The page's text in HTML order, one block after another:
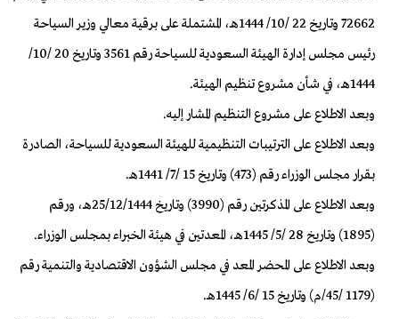
72662 وتاريخ 22 /10/ 1444هـ، المشتملة على برقية معالي وزير السياحة
رئيس مجلس إدارة الهيئة السعودية للسياحة رقم 3561 وتاريخ 20 /10/
1444هـ، في شأن مشروع تنظيم الهيئة.
وبعد الاطلاع على مشروع التنظيم المشار إليه.
وبعد الاطلاع على الترتيبات التنظيمية للهيئة السعودية للسياحة، الصادرة
بقرار مجلس الوزراء رقم (473) وتاريخ 15 /7/ 1441هـ.
وبعد الاطلاع على المذكرتين رقم (3990) وتاريخ 25/12/1444هـ، ورقم
(1895) وتاريخ 28 /5/ 1445هـ، المعدتين في هيئة الخبراء بمجلس الوزراء.
وبعد الاطلاع على المحضر المعد في مجلس الشؤون الاقتصادية والتنمية رقم
(1179 /45/م) وتاريخ 15 /6/ 1445هـ.